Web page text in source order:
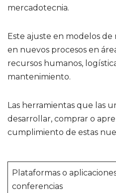
mercadotecnia.
Este ajuste en modelos de
en nuevos procesos en
recursos humanos,
mantenimiento.
Las herramientas que las
desarrollar, comprar o
cumplimiento de estas
Plataformas o
conferencias